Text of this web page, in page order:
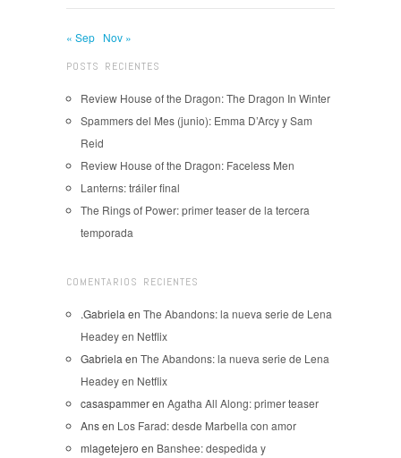
« Sep Nov »
POSTS RECIENTES
Review House of the Dragon: The Dragon In Winter
Spammers del Mes (junio): Emma D’Arcy y Sam
Reid
Review House of the Dragon: Faceless Men
Lanterns: tráiler final
The Rings of Power: primer teaser de la tercera
temporada
COMENTARIOS RECIENTES
.Gabriela en The Abandons: la nueva serie de Lena
Headey en Netflix
Gabriela en The Abandons: la nueva serie de Lena
Headey en Netflix
casaspammeren Agatha All Along: primer teaser
Ansen Los Farad: desde Marbella con amor
mlagetejero en Banshee: despedida y